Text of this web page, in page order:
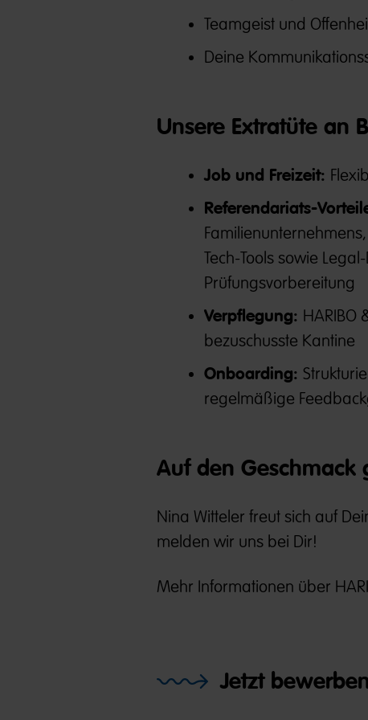
Teamgeist und
Deine
Unsere Extratüte an
Job und Freizeit:
Referendariats-
Tech-Tools sowie
Prüfungsvorbereitung
Verpflegung: HARIBO
bezuschusste Kantine
Onboarding:
regelmäßige
Auf den Geschmack
Nina Witteler freut sich auf
melden wir uns bei Dir!
Mehr Informationen über
Jetzt